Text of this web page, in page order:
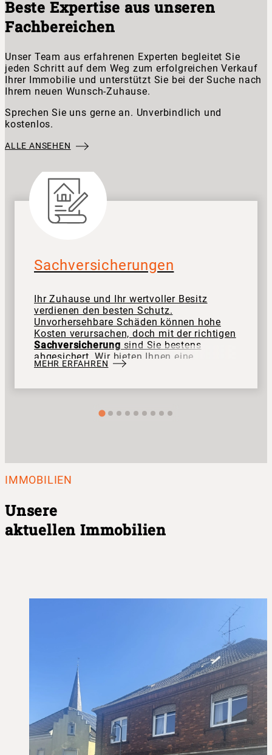
Beste Expertise aus unseren
Fachbereichen
Unser Team aus erfahrenen Experten begleitet Sie
jeden Schritt auf dem Weg zum erfolgreichen Verkauf
Ihrer Immobilie und unterstützt Sie bei der Suche nach
Ihrem neuen Wunsch-Zuhause.
Sprechen Sie uns gerne an. Unverbindlich und
kostenlos.
ALLE ANSEHEN
Sachversicherungen
Ihr Zuhause und Ihr wertvoller Besitz
verdienen den besten Schutz.
Unvorhersehbare Schäden können hohe
Kosten verursachen, doch mit der richtigen
Sachversicherung sind Sie bestens
abgesichert. Wir bieten Ihnen eine
maßgeschneiderteVersicherungsberatung
persönlichem Service zur Seite.
Lösung für Ihre Sicherheit und Ihr gutes
MEHR ERFAHREN
IMMOBILIEN
Unsere
aktuellen Immobilien